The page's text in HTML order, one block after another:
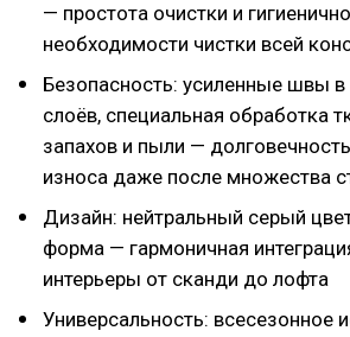
— простота очистки и
необходимости чистки всей
Безопасность: усиленные швы в
слоёв, специальная обработка
запахов и пыли —
износа даже после множества
Дизайн: нейтральный серый
форма — гармоничная
интерьеры от сканди до лофта
Универсальность: всесезонное